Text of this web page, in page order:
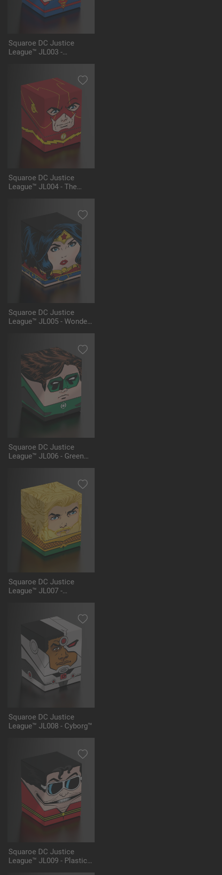
Squaroe DC Justice
League™ JL003 -
Squaroe DC Justice
League™ JL004 - The
Squaroe DC Justice
League™ JL005 - Wonder
Squaroe DC Justice
League™ JL006 - Green
Squaroe DC Justice
League™ JL007 -
Squaroe DC Justice
League™ JL008 - Cyborg™
Squaroe DC Justice
League™ JL009 - Plastic